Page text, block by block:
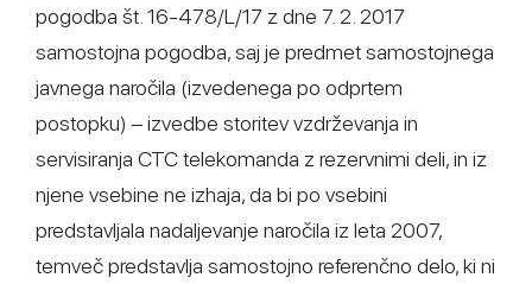
pogodba št. 16-478/L/17 z dne 7. 2. 2017
samostojna pogodba, saj je predmet samostojnega
javnega naročila (izvedenega po odprtem
postopku) – izvedbe storitev vzdrževanja in
servisiranja CTC telekomanda z rezervnimi deli, in iz
njene vsebine ne izhaja, da bi po vsebini
predstavljala nadaljevanje naročila iz leta 2007,
temveč predstavlja samostojno referenčno delo, ki ni